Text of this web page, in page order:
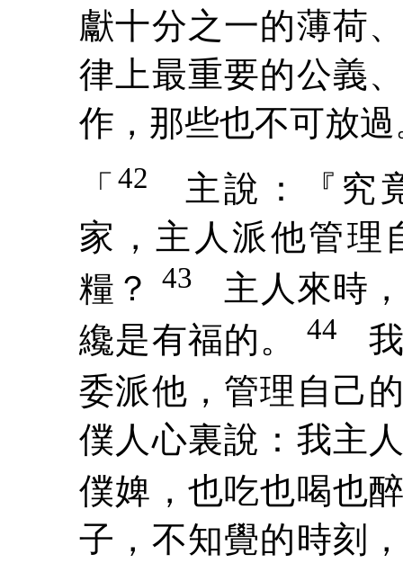
獻十分之一的薄荷
律上最重要的公義
作，那些也不可放過
「42 主說：『究
家，主人派他管理
糧？
43 主人來時
纔是有福的。
44
委派他，管理自己
僕人心裏說：我主
僕婢，也吃也喝也
子，不知覺的時刻